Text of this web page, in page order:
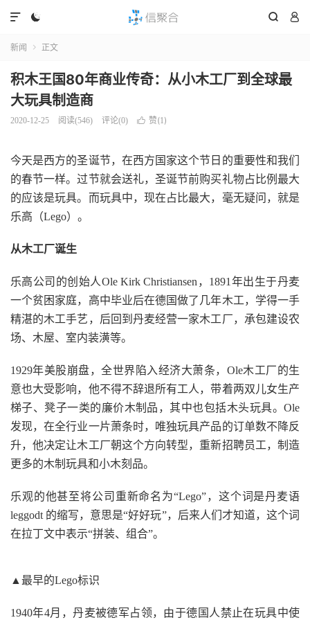
  

新闻  正文
积木王国80年商业传奇：从小木工厂到全球最
大玩具制造商
2020-12-25 阅读(546) 评论(0)  赞(1)
今天是西方的圣诞节，在西方国家这个节日的重要性和我们
的春节一样。过节就会送礼，圣诞节前购买礼物占比例最大
的应该是玩具。而玩具中，现在占比最大，毫无疑问，就是
乐高（Lego）。
从木工厂诞生
乐高公司的创始人Ole Kirk Christiansen，1891年出生于丹麦
一个贫困家庭，高中毕业后在德国做了几年木工，学得一手
精湛的木工手艺，后回到丹麦经营一家木工厂，承包建设农
场、木屋、室内装潢等。
1929年美股崩盘，全世界陷入经济大萧条，Ole木工厂的生
意也大受影响，他不得不辞退所有工人，带着两双儿女生产
梯子、凳子一类的廉价木制品，其中也包括木头玩具。Ole
发现，在全行业一片萧条时，唯独玩具产品的订单数不降反
升，他决定让木工厂朝这个方向转型，重新招聘员工，制造
更多的木制玩具和小木刻品。
乐观的他甚至将公司重新命名为“Lego”，这个词是丹麦语
leggodt 的缩写，意思是“好好玩”，后来人们才知道，这个词
在拉丁文中表示“拼装、组合”。
▲最早的Lego标识
1940年4月，丹麦被德军占领，由于德国人禁止在玩具中使